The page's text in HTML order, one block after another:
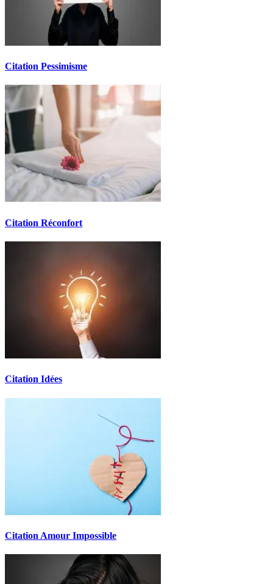
Citation Pessimisme
Citation Réconfort
Citation Idées
Citation Amour Impossible